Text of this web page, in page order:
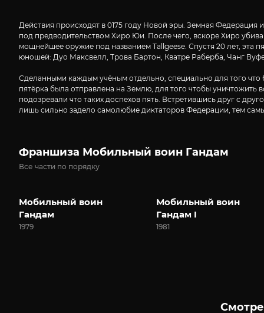
Действия происходят в 0175 году Новой эры. Земная
под предводительством Хиро Юи. После чего, вскоре Хиро
мощнейшее оружие под названием Tallgeese. Спустя 20 лет, эта
юношей: Дуо Максвелл, Трова Бартон, Кватре Раберба, Чанг
Сделанными каждым учёным отдельно, специально для того
пятёрка была отправлена на Землю, для того чтобы
подозревали что таких доспехов пять. Встретившись друг с
лишь сильно задело самолюбие диктаторов Федерации, тем
Франшиза Мобильный воин Гандам
Все части по порядку
Мобильный воин
Гандам
1979
Мобильный воин
Гандам I
1981